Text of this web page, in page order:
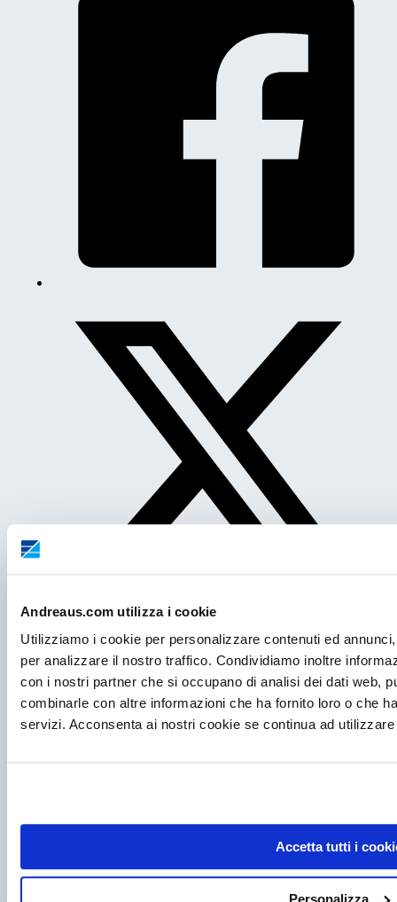
Andreaus.com utilizza i cookie
Utilizziamo i cookie per personalizzare contenuti ed
per analizzare il nostro traffico. Condividiamo inoltre
con i nostri partner che si occupano di analisi dei dati web,
combinarle con altre informazioni che ha fornito loro o che
servizi. Acconsenta ai nostri cookie se continua ad
Accetta tutti i
Personalizza
Post precedente
Allestimenti interni di frigoriferi e congelatori: guida
completa per laboratori e ambito sanitario